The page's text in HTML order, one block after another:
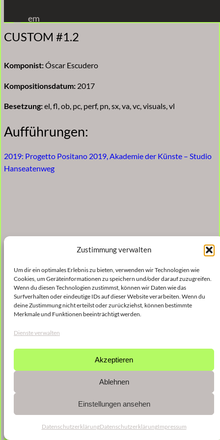
Zustimmung verwalten
Um dir ein optimales Erlebnis zu bieten, verwenden wir Technologien wie
Cookies, um Geräteinformationen zu speichern und/oder darauf zuzugreifen.
Wenn du diesen Technologien zustimmst, können wir Daten wie das
Surfverhalten oder eindeutige IDs auf dieser Website verarbeiten. Wenn du
deine Zustimmung nicht erteilst oder zurückziehst, können bestimmte
Merkmale und Funktionen beeinträchtigt werden.
Dienste verwalten
Akzeptieren
Ablehnen
Einstellungen ansehen
DatenschutzerklärungDatenschutzerklärungImpressum
Inhalt
springen
em
CUSTOM #1.2
Komponist:Óscar Escudero
Kompositionsdatum: 2017
Besetzung:el, fl, ob, pc, perf, pn, sx, va, vc, visuals, vl
Aufführungen:
2019: Progetto Positano 2019, Akademie der Künste – Studio
Hanseatenweg